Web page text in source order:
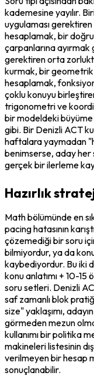
kademesine yayılır.
uygulaması
hesaplamak, bir
çarpanlarına
gerektiren orta
kurmak, bir geometrik
hesaplamak,
çoklu konuyu
trigonometri ve
bir modeldeki
gibi. Bir Denizli ACT
haftalara yaymadan
benimserse, aday her
gerçek bir ilerleme
Hazırlık
Math bölümünde en
pacing hatasının
çözemediği bir soru
bilmiyordur, ya da
kaybediyordur. Bu iki
konu anlatımı + 10-
soru setleri. Denizli
saf zamanlı blok
size" yaklaşımı,
görmeden mezun
kullanımı bir politika
makineleri listesinin
verilmeyen bir hesap
sonuçlanabilir.